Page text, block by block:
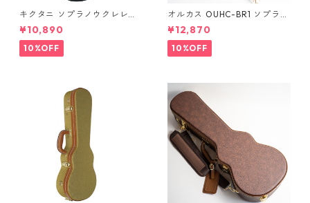
キクタニ ソプラノウクレレ用
ハードケース UPC-10N
¥10,890
10%OFF
オルカス OUHC-BR1 ソプラノ
ウクレレ用ハードケース
¥12,870
10%OFF